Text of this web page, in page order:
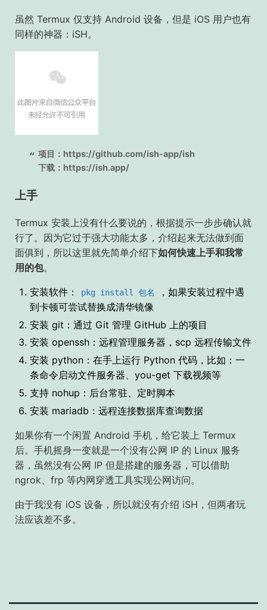
虽然 Termux 仅支持 Android 设备，但是 iOS 用户也有
同样的神器：iSH。
项目：https://github.com/ish-app/ish
下载：https://ish.app/
上手
Termux 安装上没有什么要说的，根据提示一步步确认就
行了。因为它过于强大功能太多，介绍起来无法做到面
面俱到，所以这里就先简单介绍下如何快速上手和我常
用的包。
安装软件： pkg install 包名
，如果安装过程中遇
到卡顿可尝试替换成清华镜像
安装 git：通过 Git 管理 GitHub 上的项目
安装 openssh：远程管理服务器，scp 远程传输文件
安装 python：在手上运行 Python 代码，比如：一
条命令启动文件服务器、you-get 下载视频等
支持 nohup：后台常驻、定时脚本
安装 mariadb：远程连接数据库查询数据
如果你有一个闲置 Android 手机，给它装上 Termux
后。手机摇身一变就是一个没有公网 IP 的 Linux 服务
器，虽然没有公网 IP 但是搭建的服务器，可以借助
ngrok、frp 等内网穿透工具实现公网访问。
由于我没有 iOS 设备，所以就没有介绍 iSH，但两者玩
法应该差不多。